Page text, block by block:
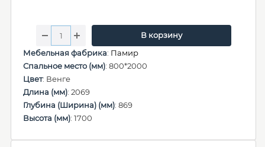
В корзину
Мебельная фабрика: Памир
Спальное место (мм): 800*2000
Цвет: Венге
Длина (мм): 2069
Глубина (Ширина) (мм): 869
Высота (мм): 1700